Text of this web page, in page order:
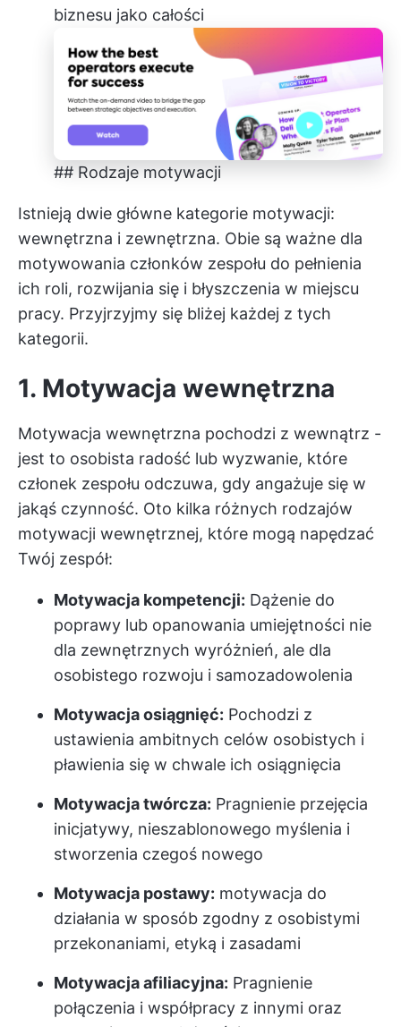
biznesu jako całości
## Rodzaje motywacji
Istnieją dwie główne kategorie motywacji:
wewnętrzna i zewnętrzna. Obie są ważne dla
motywowania członków zespołu do pełnienia
ich roli, rozwijania się i błyszczenia w miejscu
pracy. Przyjrzyjmy się bliżej każdej z tych
kategorii.
1. Motywacja wewnętrzna
Motywacja wewnętrzna pochodzi z wewnątrz -
jest to osobista radość lub wyzwanie, które
członek zespołu odczuwa, gdy angażuje się w
jakąś czynność. Oto kilka różnych rodzajów
motywacji wewnętrznej, które mogą napędzać
Twój zespół:
Motywacja kompetencji: Dążenie do
poprawy lub opanowania umiejętności nie
dla zewnętrznych wyróżnień, ale dla
osobistego rozwoju i samozadowolenia
Motywacja osiągnięć: Pochodzi z
ustawienia ambitnych celów osobistych i
pławienia się w chwale ich osiągnięcia
Motywacja twórcza: Pragnienie przejęcia
inicjatywy, nieszablonowego myślenia i
stworzenia czegoś nowego
Motywacja postawy: motywacja do
działania w sposób zgodny z osobistymi
przekonaniami, etyką i zasadami
Motywacja afiliacyjna: Pragnienie
połączenia i współpracy z innymi oraz